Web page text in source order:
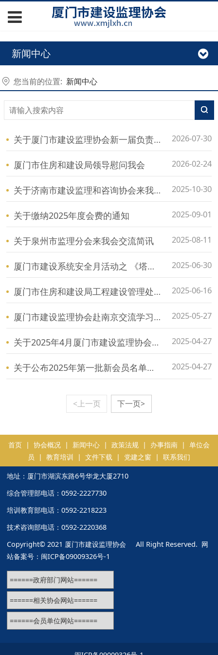
新闻中心
您当前的位置: 新闻中心
关于厦门市建设监理协会新一届负责人候选人的公示 2026-07-30
厦门市住房和建设局领导慰问我会 2026-02-24
关于济南市建设监理和咨询协会来我会交流简讯 2025-10-30
关于缴纳2025年度会费的通知 2025-09-01
关于泉州市监理分会来我会交流简讯 2025-08-11
厦门市建设系统安全月活动之 《塔式起重机安拆手册》专题讲座 2025-06-30
厦门市住房和建设局工程建设管理处监理工作调研会 2025-06-16
厦门市建设监理协会赴南京交流学习之行 2025-05-27
关于2025年4月厦门市建设监理协会自律检查结果通报 2025-04-27
关于公布2025年第一批新会员名单的通知 2025-04-27
<上一页 下一页>
首页 | 协会概况 | 新闻中心 | 政策法规 | 办事指南 | 单位会
员 | 教育培训 | 文件下载 | 党建之窗 | 联系我们
地址：厦门市湖滨东路6号华龙大厦2710
综合管理部电话：0592-2227730
培训教育部电话：0592-2218223
技术咨询部电话：0592-2220368
Copyright© 2021 厦门市建设监理协会 All Right Reserved. 网
站备案号： 闽ICP备09009326号-1